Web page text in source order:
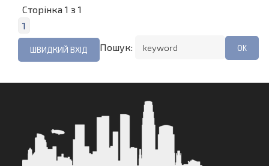
Сторінка 1 з 1
1
Пошук: